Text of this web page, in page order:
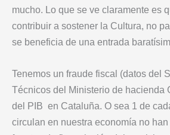
mucho. Lo que se ve claramente es
contribuir a sostener la Cultura, no
se beneficia de una entrada
Tenemos un fraude fiscal (datos del
Técnicos del Ministerio de hacienda
del PIB en Cataluña. O sea 1 de
circulan en nuestra economía no